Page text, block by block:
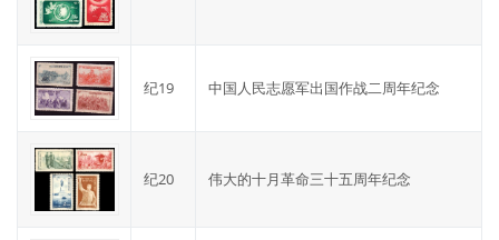
纪19 中国人民志愿军出国作战二周年纪念
纪20 伟大的十月革命三十五周年纪念